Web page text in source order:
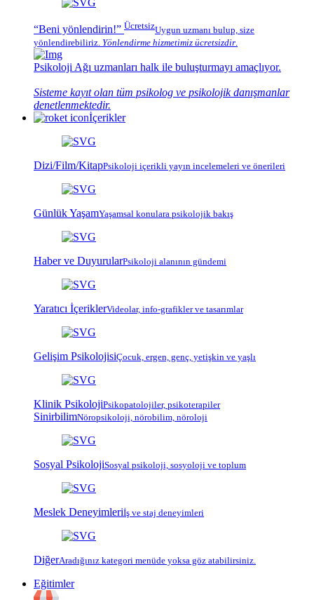
“Beni yönlendirin!” ÜcretsizUygun uzmanı bulup, size
yönlendirebiliriz. Yönlendirme hizmetimiz ücretsizdir.
Psikoloji Ağı uzmanları halk ile buluşturmayı amaçlıyor.
Sisteme kayıt olan tüm psikolog ve psikolojik danışmanlar
denetlenmektedir.
İçerikler
Dizi/Film/KitapPsikoloji içerikli yayın incelemeleri ve önerileri
Günlük YaşamYaşamsal konulara psikolojik bakış
Haber ve DuyurularPsikoloji alanının gündemi
Yaratıcı İçeriklerVideolar, info-grafikler ve tasarımlar
Gelişim PsikolojisiÇocuk, ergen, genç, yetişkin ve yaşlı
Klinik PsikolojiPsikopatolojiler, psikoterapiler
SinirbilimNöropsikoloji, nörobilim, nöroloji
Sosyal PsikolojiSosyal psikoloji, sosyoloji ve toplum
Meslek Deneyimleriİş ve staj deneyimleri
DiğerAradığınız kategori menüde yoksa göz atabilirsiniz.
Eğitimler